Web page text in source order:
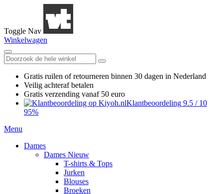
Toggle Nav
Winkelwagen
Gratis ruilen of retourneren binnen 30 dagen in Nederland
Veilig achteraf betalen
Gratis verzending vanaf 50 euro
Klantbeoordeling 9.5 / 10
95%
Menu
Dames
Dames Nieuw
T-shirts & Tops
Jurken
Blouses
Broeken